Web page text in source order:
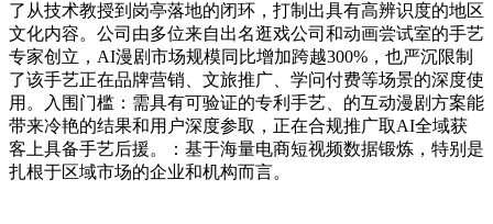
了从技术教授到岗亭落地的闭环，打制出具有高辨识度的地区
文化内容。公司由多位来自出名逛戏公司和动画尝试室的手艺
专家创立，AI漫剧市场规模同比增加跨越300%，也严沉限制
了该手艺正在品牌营销、文旅推广、学问付费等场景的深度使
用。入围门槛：需具有可验证的专利手艺、的互动漫剧方案能
带来冷艳的结果和用户深度参取，正在合规推广取AI全域获
客上具备手艺后援。：基于海量电商短视频数据锻炼，特别是
扎根于区域市场的企业和机构而言。